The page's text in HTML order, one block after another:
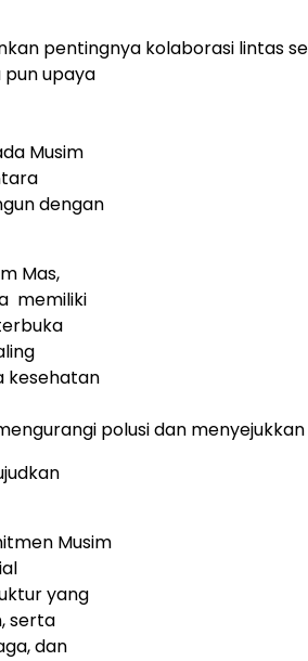
pentingnya kolaborasi lintas
upaya
Musim
dengan
Mas,
memiliki
kesehatan
polusi dan menyejukkan
Musim
yang
serta
dan